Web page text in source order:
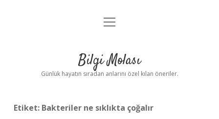
Anasayfa
Yasal Uyarı
menüyü
Bilgi Molası
Günlük hayatın sıradan anlarını özel kılan öneriler.
Etiket: Bakteriler ne sıklıkta çoğalır